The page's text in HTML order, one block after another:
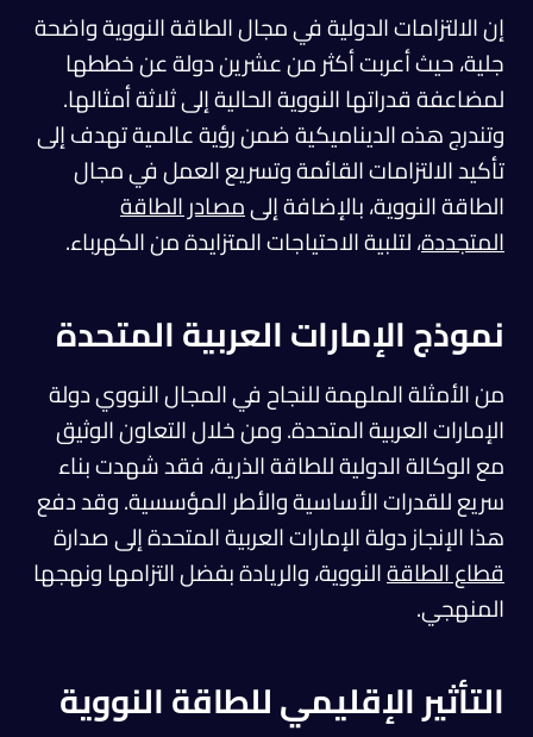
إن الالتزامات الدولية في مجال الطاقة النووية واضحة
جلية، حيث أعربت أكثر من عشرين دولة عن خططها
لمضاعفة قدراتها النووية الحالية إلى ثلاثة أمثالها.
وتندرج هذه الديناميكية ضمن رؤية عالمية تهدف إلى
تأكيد الالتزامات القائمة وتسريع العمل في مجال
الطاقة النووية، بالإضافة إلىمصادر الطاقة
المتجددة، لتلبية الاحتياجات المتزايدة من الكهرباء.
نموذج الإمارات العربية المتحدة
من الأمثلة الملهمة للنجاح في المجال النووي دولة
الإمارات العربية المتحدة. ومن خلال التعاون الوثيق
مع الوكالة الدولية للطاقة الذرية، فقد شهدت بناء
سريع للقدرات الأساسية والأطر المؤسسية. وقد دفع
هذا الإنجاز دولة الإمارات العربية المتحدة إلى صدارة
قطاع الطاقةالنووية، والريادة بفضل التزامها ونهجها
المنهجي.
التأثير الإقليمي للطاقة النووية